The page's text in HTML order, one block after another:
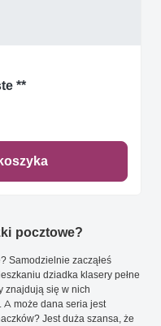
**
pocztowe?
Samodzielnie zacząłeś
dziadka klasery pełne
znajdują się w nich
A może dana seria jest
Jest duża szansa, że